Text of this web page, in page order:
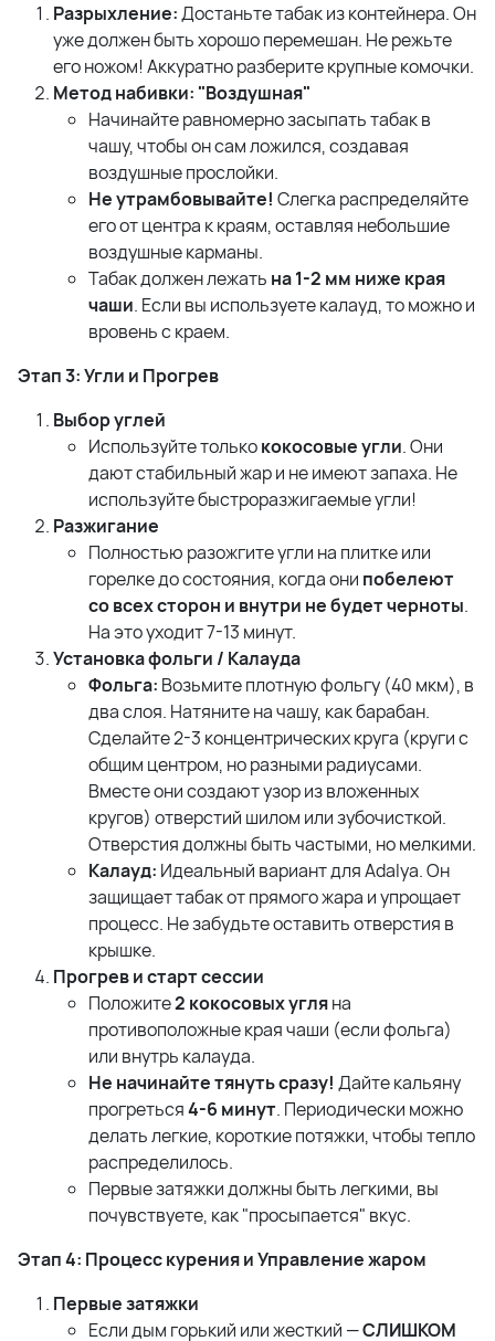
Разрыхление:Достаньте табак из контейнера. Он
уже должен быть хорошо перемешан. Не режьте
его ножом! Аккуратно разберите крупные комочки.
Метод набивки: "Воздушная"
Начинайте равномерно засыпать табак в
чашу, чтобы он сам ложился, создавая
воздушные прослойки.
Не утрамбовывайте! Слегка распределяйте
его от центра к краям, оставляя небольшие
воздушные карманы.
Табак должен лежать на 1-2 мм ниже края
чаши. Если вы используете калауд, то можно и
вровень с краем.
Этап 3: Угли и Прогрев
Выбор углей
Используйте толькококосовые угли. Они
дают стабильный жар и не имеют запаха. Не
используйте быстроразжигаемые угли!
Разжигание
Полностью разожгите угли на плитке или
горелке до состояния, когда они побелеют
со всех сторон и внутри не будет черноты.
На это уходит 7-13 минут.
Установка фольги / Калауда
Фольга: Возьмите плотную фольгу (40 мкм), в
два слоя. Натяните на чашу, как барабан.
Сделайте 2-3 концентрических круга (круги с
общим центром, но разными радиусами.
Вместе они создают узор из вложенных
кругов) отверстий шилом или зубочисткой.
Отверстия должны быть частыми, но мелкими.
Калауд: Идеальный вариант для Adalya. Он
защищает табак от прямого жара и упрощает
процесс. Не забудьте оставить отверстия в
крышке.
Прогрев и старт сессии
Положите2 кокосовых угляна
противоположные края чаши (если фольга)
или внутрь калауда.
Не начинайте тянуть сразу! Дайте кальяну
прогреться4-6 минут. Периодически можно
делать легкие, короткие потяжки, чтобы тепло
распределилось.
Первые затяжки должны быть легкими, вы
почувствуете, как "просыпается" вкус.
Этап 4: Процесс курения и Управление жаром
Первые затяжки
Если дым горький или жесткий —СЛИШКОМ